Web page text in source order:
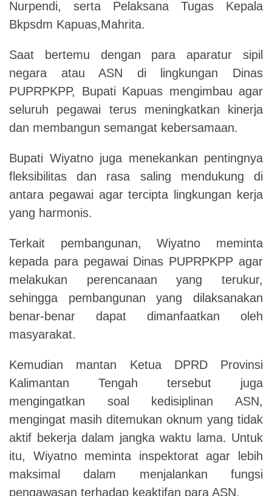
Nurpendi, serta Pelaksana Tugas Kepala
Bkpsdm Kapuas,Mahrita.
Saat bertemu dengan para aparatur sipil
negara atau ASN di lingkungan Dinas
PUPRPKPP, Bupati Kapuas mengimbau agar
seluruh pegawai terus meningkatkan kinerja
dan membangun semangat kebersamaan.
Bupati Wiyatno juga menekankan pentingnya
fleksibilitas dan rasa saling mendukung di
antara pegawai agar tercipta lingkungan kerja
yang harmonis.
Terkait pembangunan, Wiyatno meminta
kepada para pegawai Dinas PUPRPKPP agar
melakukan perencanaan yang terukur,
sehingga pembangunan yang dilaksanakan
benar-benar dapat dimanfaatkan oleh
masyarakat.
Kemudian mantan Ketua DPRD Provinsi
Kalimantan Tengah tersebut juga
mengingatkan soal kedisiplinan ASN,
mengingat masih ditemukan oknum yang tidak
aktif bekerja dalam jangka waktu lama. Untuk
itu, Wiyatno meminta inspektorat agar lebih
maksimal dalam menjalankan fungsi
pengawasan terhadap keaktifan para ASN.